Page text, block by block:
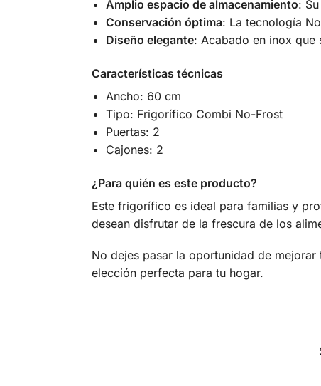
Amplio espacio de almacenamiento:
Conservación óptima: La tecnología
Diseño elegante: Acabado en inox que
Características técnicas
Ancho: 60 cm
Tipo: Frigorífico Combi No-Frost
Puertas: 2
Cajones: 2
¿Para quién es este producto?
Este frigorífico es ideal para familias y
desean disfrutar de la frescura de los
No dejes pasar la oportunidad de mejorar
elección perfecta para tu hogar.